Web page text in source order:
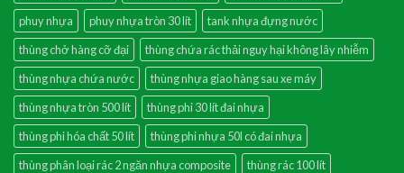
phuy nhựa
phuy nhựa tròn 30 lít
tank nhựa đựng nước
thùng chở hàng cỡ đại
thùng chứa rác thải nguy hại không lây nhiễm
thùng nhựa chứa nước
thùng nhựa giao hàng sau xe máy
thùng nhựa tròn 500 lít
thùng phi 30 lít đai nhựa
thùng phi hóa chất 50 lít
thùng phi nhựa 50l có đai nhựa
thùng phân loại rác 2 ngăn nhựa composite
thùng rác 100 lít